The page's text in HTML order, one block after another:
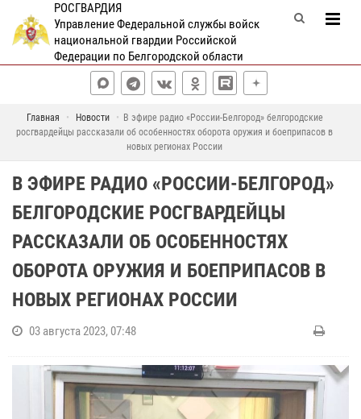
РОСГВАРДИЯ
Управление Федеральной службы войск
национальной гвардии Российской
Федерации по Белгородской области
Главная Новости
В эфире радио «России-Белгород» белгородские
росгвардейцы рассказали об особенностях оборота оружия и боеприпасов в
новых регионах России
В ЭФИРЕ РАДИО «РОССИИ-БЕЛГОРОД»
БЕЛГОРОДСКИЕ РОСГВАРДЕЙЦЫ
РАССКАЗАЛИ ОБ ОСОБЕННОСТЯХ
ОБОРОТА ОРУЖИЯ И БОЕПРИПАСОВ В
НОВЫХ РЕГИОНАХ РОССИИ
03 августа 2023, 07:48